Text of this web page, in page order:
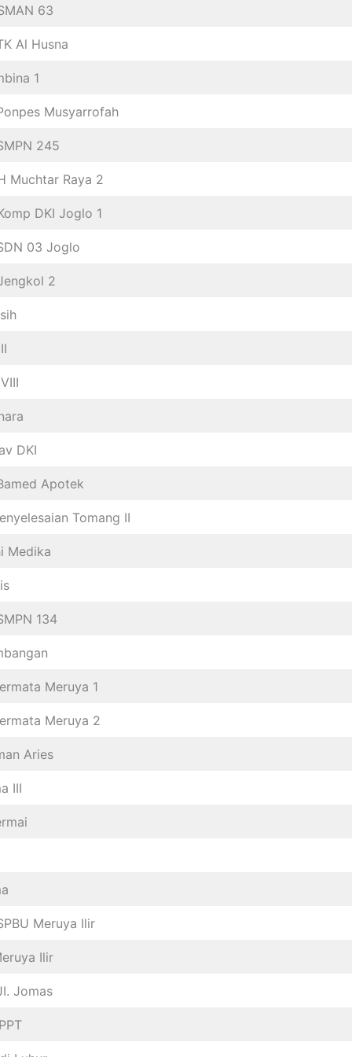
63
Al Husna
1
Musyarrofah
245
Muchtar Raya 2
DKI Joglo 1
03 Joglo
2
DKI
Apotek
Tomang II
Medika
134
Meruya 1
Meruya 2
Aries
III
Meruya Ilir
Ilir
Jomas